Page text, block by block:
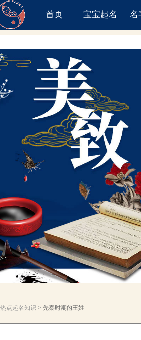
首页 宝宝起名 名
热点起名知识 > 先秦时期的王姓